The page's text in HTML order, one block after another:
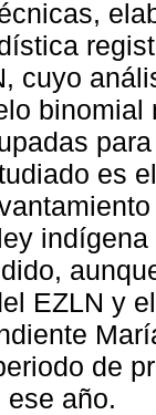
cuyo
es
EZLN y
de
año.